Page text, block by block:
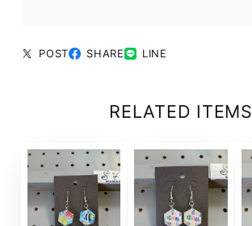
POST SHARE LINE
RELATED ITEMS